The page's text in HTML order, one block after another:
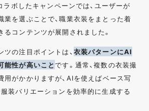
ラボしたキャンペーンでは、ユーザーが
業を選ぶことで、職業衣装をまとった着
コンテンツが展開されました。
の注目ポイントは、衣装パターンにAI
能性が高いことです。通常、複数の衣装撮
用がかかりますが、AIを使えばベース写
装バリエーションを効率的に生成する